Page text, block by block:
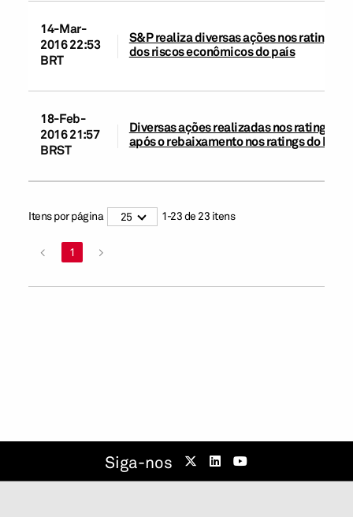
14-Mar-
2016 22:53
BRT
S&P realiza diversas ações nos ratings
dos riscos econômicos do país
18-Feb-
2016 21:57
BRST
Diversas ações realizadas nos ratings
após o rebaixamento nos ratings do
Itens por página 25 1-23de 23 itens
< 1 >
Siga-nos